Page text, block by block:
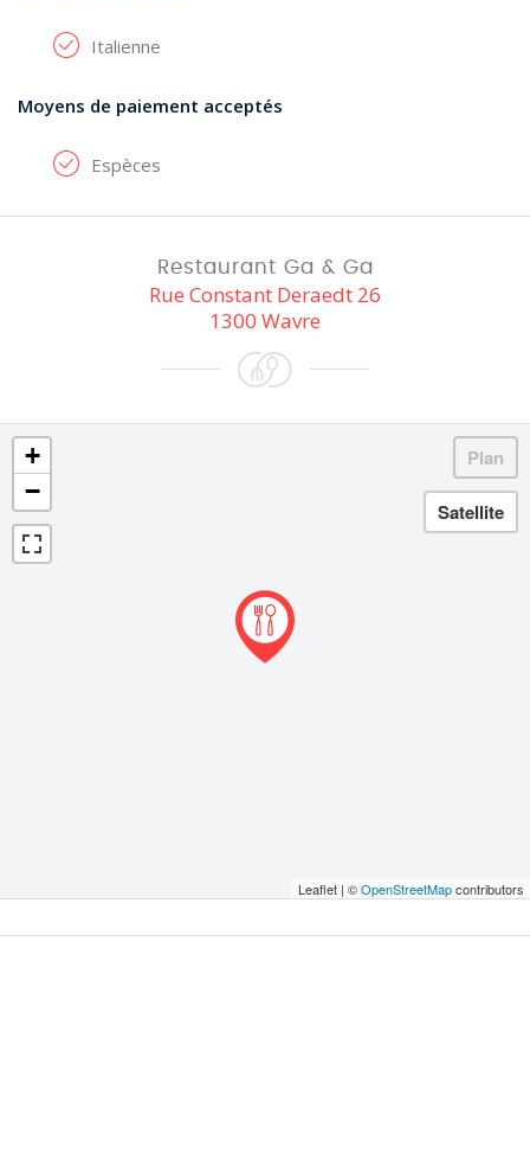
Italienne
Moyens de paiement acceptés
Espèces
Restaurant Ga & Ga
Rue Constant Deraedt 26
1300 Wavre
+
−
Leaflet | ©OpenStreetMapcontributors